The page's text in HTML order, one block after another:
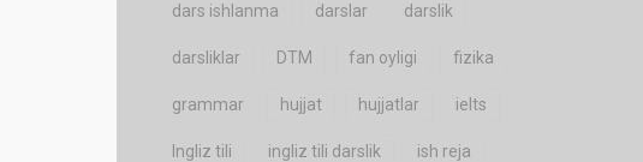
dars ishlanma darslar darslik
darsliklar DTM fan oyligi fizika
grammar hujjat hujjatlar ielts
Ingliz tili ingliz tili darslik ish reja